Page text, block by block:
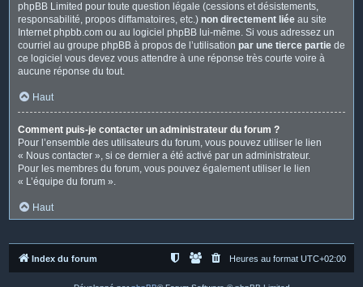
phpBB Limited pour toute question légale (cessions et désistements,
responsabilité, propos diffamatoires, etc.) non directement liée au site
Internet phpbb.com ou au logiciel phpBB lui-même. Si vous adressez un
courriel au groupe phpBB à propos de l’utilisation par une tierce partie de
ce logiciel vous devez vous attendre à une réponse très courte voire à
aucune réponse du tout.
Haut
Comment puis-je contacter un administrateur du forum ?
Pour l’ensemble des utilisateurs du forum, vous pouvez utiliser le lien
« Nous contacter », si ce dernier a été activé par un administrateur.
Pour les membres du forum, vous pouvez également utiliser le lien
« L’équipe du forum ».
Haut
Index du forum Heures au format UTC+02:00